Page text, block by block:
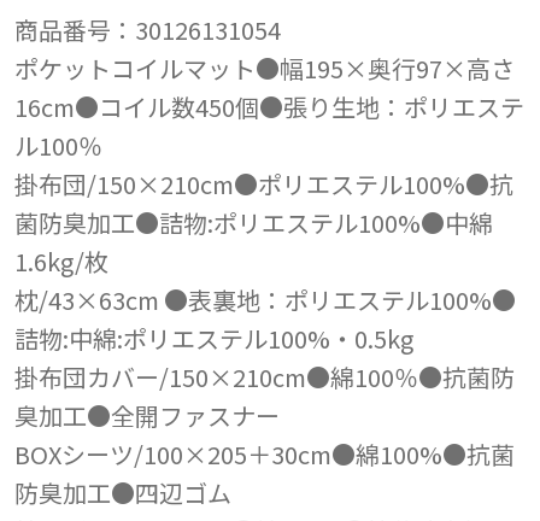
商品番号：30126131054
ポケットコイルマット●幅195×奥行97×高さ
16cm●コイル数450個●張り生地：ポリエステ
ル100％
掛布団/150×210cm●ポリエステル100%●抗
菌防臭加工●詰物:ポリエステル100%●中綿
1.6kg/枚
枕/43×63cm ●表裏地：ポリエステル100%●
詰物:中綿:ポリエステル100%・0.5kg
掛布団カバー/150×210cm●綿100％●抗菌防
臭加工●全開ファスナー
BOXシーツ/100×205＋30cm●綿100%●抗菌
防臭加工●四辺ゴム